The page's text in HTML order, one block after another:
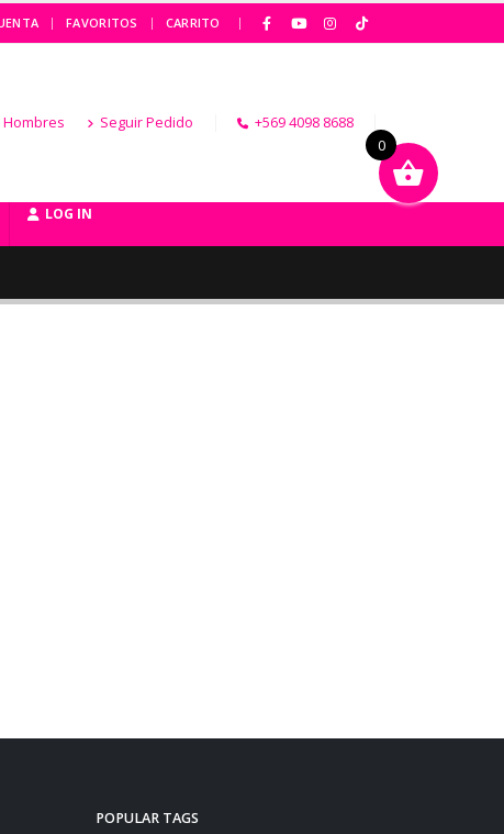
FAVORITOS CARRITO |
Hombres Seguir Pedido +569 4098 8688
LOG IN
POPULAR TAGS
0